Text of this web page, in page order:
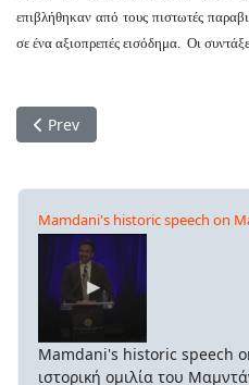
επιβλήθηκαν από τους πιστωτές
σε ένα αξιοπρεπές εισόδημα. Οι
Previous article: Βιετνάμ
Prev
Mamdani's historic speech on
Mamdani's historic speech
ιστορική ομιλία του